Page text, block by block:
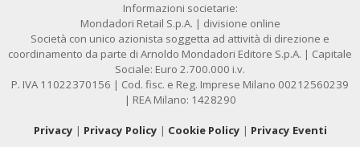
Informazioni societarie:
Mondadori Retail S.p.A. | divisione online
Società con unico azionista soggetta ad attività di direzione e
coordinamento da parte di Arnoldo Mondadori Editore S.p.A. | Capitale
Sociale: Euro 2.700.000 i.v.
P. IVA 11022370156 | Cod. fisc. e Reg. Imprese Milano 00212560239
| REA Milano: 1428290
Privacy | Privacy Policy | Cookie Policy | Privacy Eventi